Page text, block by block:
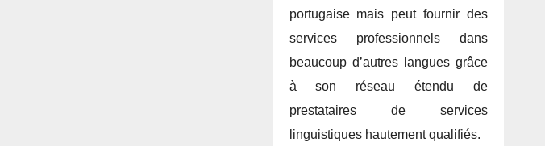
portugaise mais peut fournir des
services professionnels dans
beaucoup d’autres langues grâce
à son réseau étendu de
prestataires de services
linguistiques hautement qualifiés.